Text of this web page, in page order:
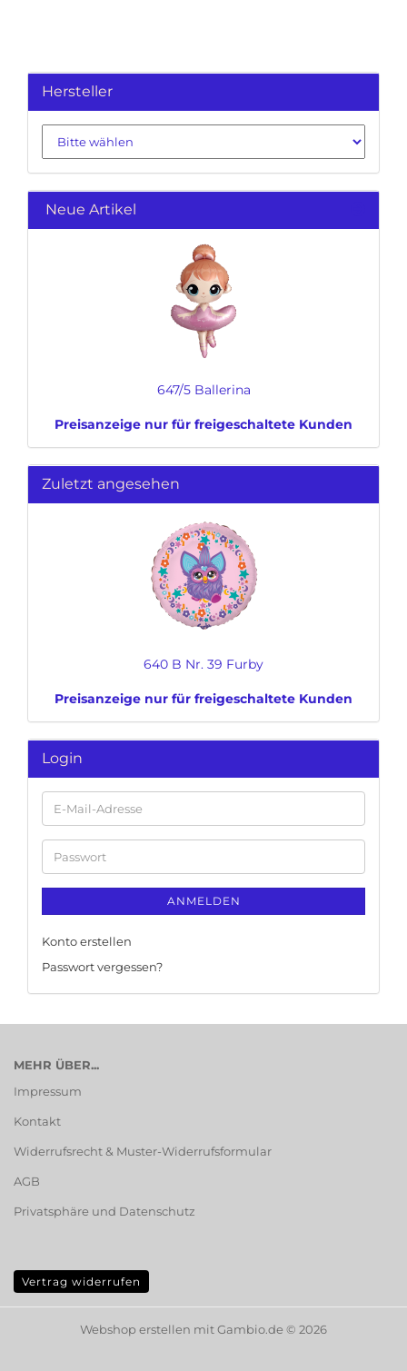
Hersteller
Neue Artikel
647/5 Ballerina
Preisanzeige nur für freigeschaltete Kunden
Zuletzt angesehen
640 B Nr. 39 Furby
Preisanzeige nur für freigeschaltete Kunden
Login
E-
Mail-
Adresse
Passwort
ANMELDEN
Konto erstellen
Passwort vergessen?
MEHR ÜBER...
Impressum
Kontakt
Widerrufsrecht & Muster-Widerrufsformular
AGB
Privatsphäre und Datenschutz
Vertrag widerrufen
Webshop erstellen mit Gambio.de © 2026